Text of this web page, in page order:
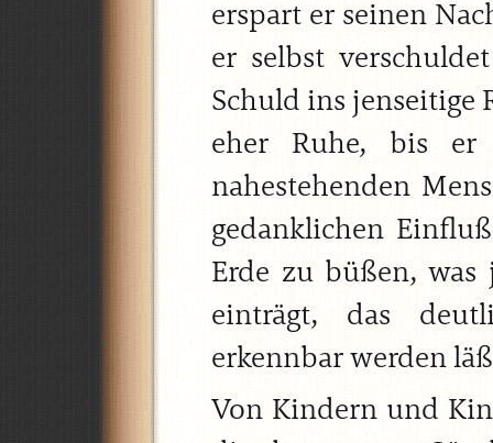
erspart er seinen
er selbst
Schuld ins jenseitige
eher Ruhe, bis
nahestehenden
gedanklichen
Erde zu büßen, was
einträgt, das
erkennbar werden
Von Kindern und